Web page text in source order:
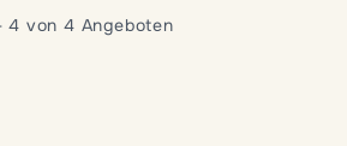
4 von 4 Angeboten